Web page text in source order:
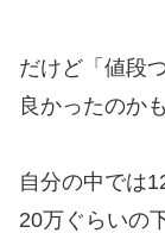
だけど「値段
良かったのか
自分の中では
20万ぐらいの